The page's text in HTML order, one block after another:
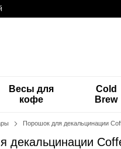
Весы для
кофе
Cold
Brew
Порошок для декальцинации
декальцинации